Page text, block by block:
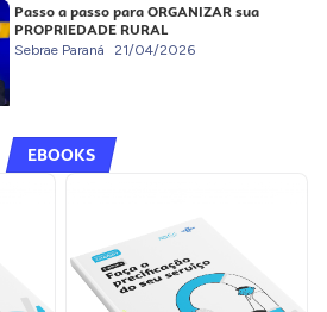
Passo a passo para ORGANIZAR sua
PROPRIEDADE RURAL
Sebrae Paraná 21/04/2026
EBOOKS